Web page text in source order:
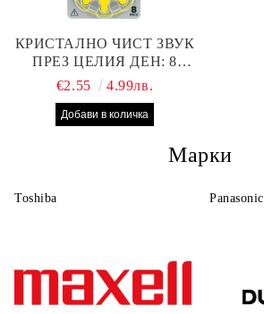
КРИСТАЛНО ЧИСТ ЗВУК
ПРЕЗ ЦЕЛИЯ ДЕН: 8
БРОЯ RAYOVAC EXTRA
АПАРАТ
€2.55 4.99лв.
Марки
Toshiba Panasonic